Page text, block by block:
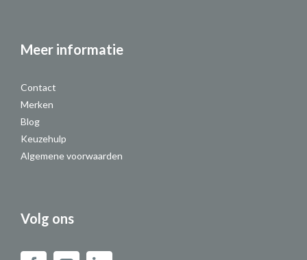
Meer informatie
Contact
Merken
Blog
Keuzehulp
Algemene voorwaarden
Volg ons